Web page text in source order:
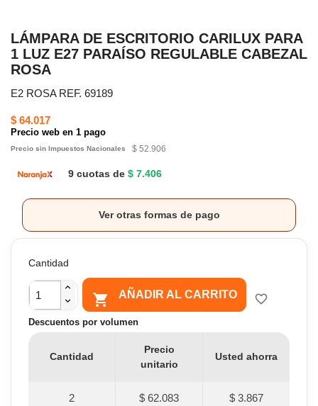
LÁMPARA DE ESCRITORIO CARILUX PARA
1 LUZ E27 PARAÍSO REGULABLE CABEZAL
ROSA
E2 ROSA REF. 69189
$ 64.017
Precio web en 1 pago
Precio sin Impuestos Nacionales $ 52.906
9 cuotas de $ 7.406
Ver otras formas de pago
Cantidad
 AÑADIR AL CARRITO favorite_border
Descuentos por volumen
Cantidad
Precio
unitario
Usted ahorra
2 $ 62.083 $ 3.867